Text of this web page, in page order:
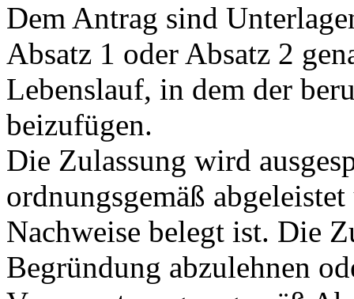
Dem Antrag sind
Absatz 1 oder Absatz 2
Lebenslauf, in dem der
beizufügen.
Die Zulassung wird
ordnungsgemäß
Nachweise belegt ist. Die
Begründung abzulehnen